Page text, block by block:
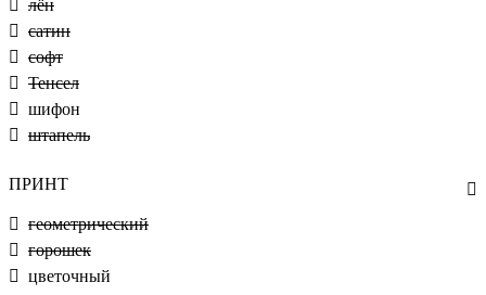
лён
сатин
софт
Тенсел
шифон
штапель
ПРИНТ
геометрический
горошек
цветочный